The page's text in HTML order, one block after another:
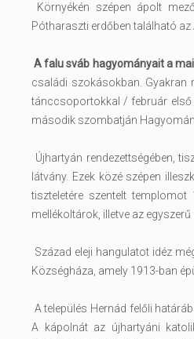
Környékén szépen ápolt
Pótharaszti erdőben található
A falu sváb hagyományait a
családi szokásokban. Gyakran
tánccsoportokkal / február
második szombatján
Újhartyán rendezettségében,
látvány. Ezek közé szépen
tiszteletére szentelt
mellékoltárok, illetve az
Század eleji hangulatot idéz
Községháza, amely 1913-ban
A település Hernád felőli
A kápolnát az újhartyáni